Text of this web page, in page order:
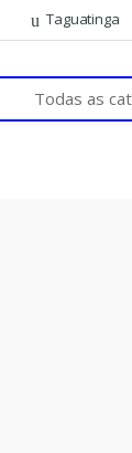
Taguatinga